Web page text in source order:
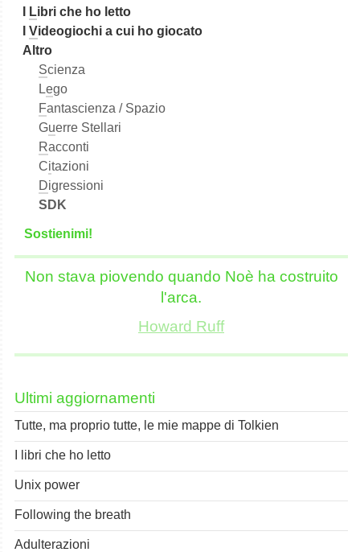
Libri che ho letto
Videogiochi a cui ho giocato
Altro
Scienza
Lego
Fantascienza / Spazio
Guerre Stellari
Racconti
Citazioni
Digressioni
SDK
Sostienimi!
Non stava piovendo quando Noè ha costruito
l'arca.
Howard Ruff
Ultimi aggiornamenti
Tutte, ma proprio tutte, le mie mappe di Tolkien
I libri che ho letto
Unix power
Following the breath
Adulterazioni